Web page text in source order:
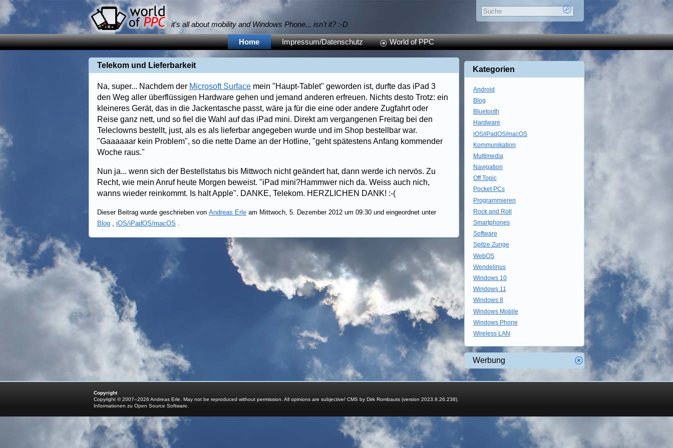
it's all about mobility and Windows Phone... isn't it? :-D
Home Impressum/Datenschutz World of PPC
Telekom und Lieferbarkeit
Na, super... Nachdem der Microsoft Surface mein "Haupt-Tablet" geworden ist, durfte das iPad 3
den Weg aller überflüssigen Hardware gehen und jemand anderen erfreuen. Nichts desto Trotz: ein
kleineres Gerät, das in die Jackentasche passt, wäre ja für die eine oder andere Zugfahrt oder
Reise ganz nett, und so fiel die Wahl auf das iPad mini. Direkt am vergangenen Freitag bei den
Teleclowns bestellt, just, als es als lieferbar angegeben wurde und im Shop bestellbar war.
"Gaaaaaar kein Problem", so die nette Dame an der Hotline, "geht spätestens Anfang kommender
Woche raus."
Nun ja... wenn sich der Bestellstatus bis Mittwoch nicht geändert hat, dann werde ich nervös. Zu
Recht, wie mein Anruf heute Morgen beweist. "iPad mini?Hammwer nich da. Weiss auch nich,
wanns wieder reinkommt. Is halt Apple". DANKE, Telekom. HERZLICHEN DANK! :-(
Dieser Beitrag wurde geschrieben von Andreas Erle am Mittwoch, 5. Dezember 2012 um 09:30 und eingeordnet unter
Blog , iOS/iPadOS/macOS .
Kategorien
Android
Blog
Bluetooth
Hardware
iOS/iPadOS/macOS
Kommunikation
Multimedia
Navigation
Off Topic
Pocket PCs
Programmieren
Rock and Roll
Smartphones
Software
Spitze Zunge
WebOS
Wendelinus
Windows 10
Windows 11
Windows 8
Windows Mobile
Windows Phone
Wireless LAN
Werbung
Copyright
Copyright © 2007–2026 Andreas Erle. May not be reproduced without permission. All opinions are subjective! CMS by Dirk Rombauts (version 2023.9.26.238).
Informationen zu Open Source Software